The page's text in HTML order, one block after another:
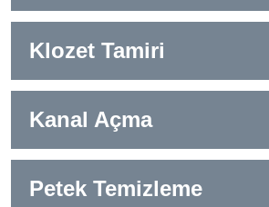
Klozet Tamiri
Kanal Açma
Petek Temizleme